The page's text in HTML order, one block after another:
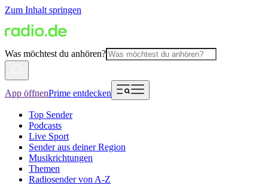
Zum Inhalt springen
Was möchtest du anhören?
App öffnenPrime entdecken
Top Sender
Podcasts
Live Sport
Sender aus deiner Region
Musikrichtungen
Themen
Radiosender von A-Z